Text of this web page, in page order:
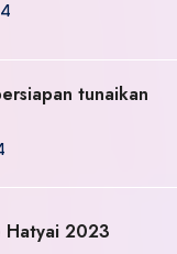
tunaikan
Hatyai 2023